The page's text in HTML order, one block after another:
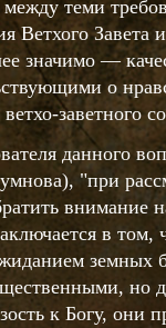
между теми
Завета
значимо —
о
заветного
данного
"при
внимание
в том,
земных
но
к Богу, они